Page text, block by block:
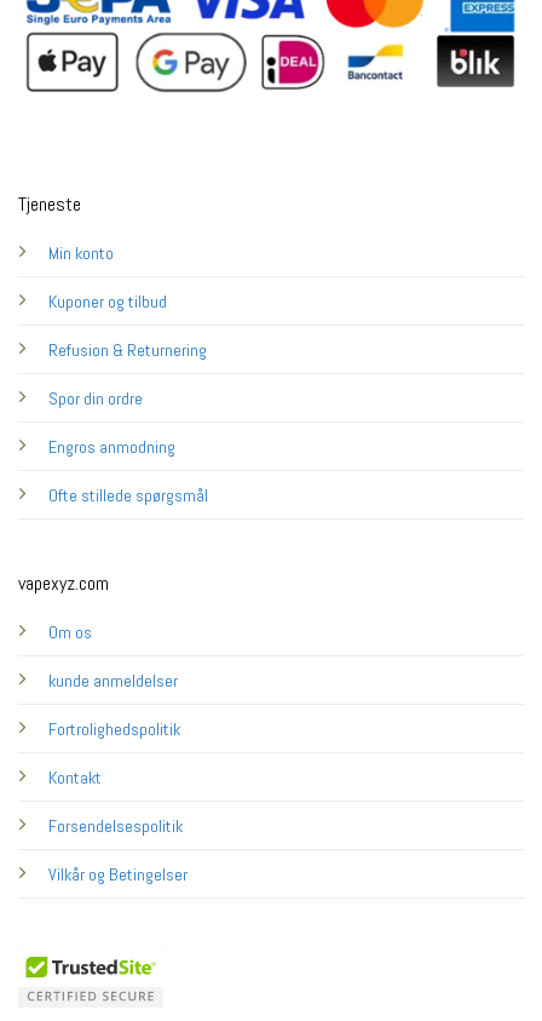
Tjeneste
Min konto
Kuponer og tilbud
Refusion & Returnering
Spor din ordre
Engros anmodning
Ofte stillede spørgsmål
vapexyz.com
Om os
kunde anmeldelser
Fortrolighedspolitik
Kontakt
Forsendelsespolitik
Vilkår og Betingelser